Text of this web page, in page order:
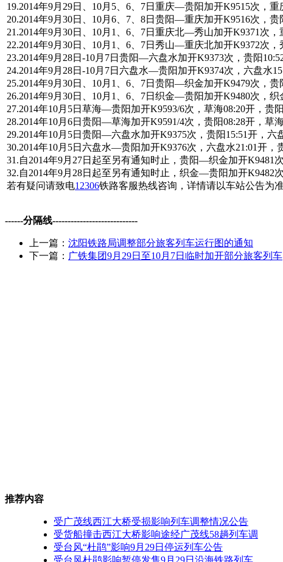
19.2014年9月29日、10月5、6、7日重庆—贵阳加开K9515次，重
20.2014年9月30日、10月6、7、8日贵阳—重庆加开K9516次，贵
21.2014年9月30日、10月1、6、7日重庆北—秀山加开K9371次，
22.2014年9月30日、10月1、6、7日秀山—重庆北加开K9372次，
23.2014年9月28日-10月7日贵阳—六盘水加开K9373次，贵阳
24.2014年9月28日-10月7日六盘水—贵阳加开K9374次，六盘水
25.2014年9月30日、10月1、6、7日贵阳—织金加开K9479次，贵
26.2014年9月30日、10月1、6、7日织金—贵阳加开K9480次，织
27.2014年10月5日草海—贵阳加开K9593/6次，草海08:20开，贵阳
28.2014年10月6日贵阳—草海加开K9591/4次，贵阳08:28开，草海
29.2014年10月5日贵阳—六盘水加开K9375次，贵阳15:51开，六
30.2014年10月5日六盘水—贵阳加开K9376次，六盘水21:01开，
31.自2014年9月27日起至另有通知时止，贵阳—织金加开K9481次
32.自2014年9月28日起至另有通知时止，织金—贵阳加开K9482次
若有疑问请致电12306铁路客服热线咨询，详情请以车站公告为准
------分隔线----------------------------
上一篇： 沈阳铁路局调整部分旅客列车运行图的通知
下一篇： 广铁集团9月29日至10月7日临时加开部分旅客列车
推荐内容
受广茂线西江大桥受损影响列车调整情况公告
受货船撞击西江大桥影响途经广茂线58趟列车调
受台风“杜鹃”影响9月29日停运列车公告
受台风杜鹃影响暂停发售9月29日沿海铁路列车